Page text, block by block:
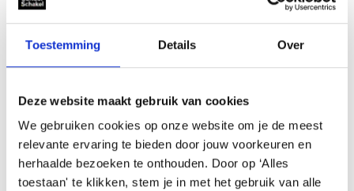
Toestemming Details Over
Deze website maakt gebruik van cookies
We gebruiken cookies op onze website om je de meest
relevante ervaring te bieden door jouw voorkeuren en
herhaalde bezoeken te onthouden. Door op ‘Alles
toestaan' te klikken, stem je in met het gebruik van alle
participeren! Alle elementen van Capoeira (vechtkunst,
cirkel van spelers, waar op live muziek het spel wordt
gespeeld.
De Batuque Capoeira groep is sinds 1995 actief in Den
Haag en omstreken, onder leiding van de Braziliaanse
meester Vladimir Frama. De leraren van de groep geven
professionele lessenseries, workshops en shows in
Capoeira. Ze hebben 25 jaar ervaring met Capoeira op